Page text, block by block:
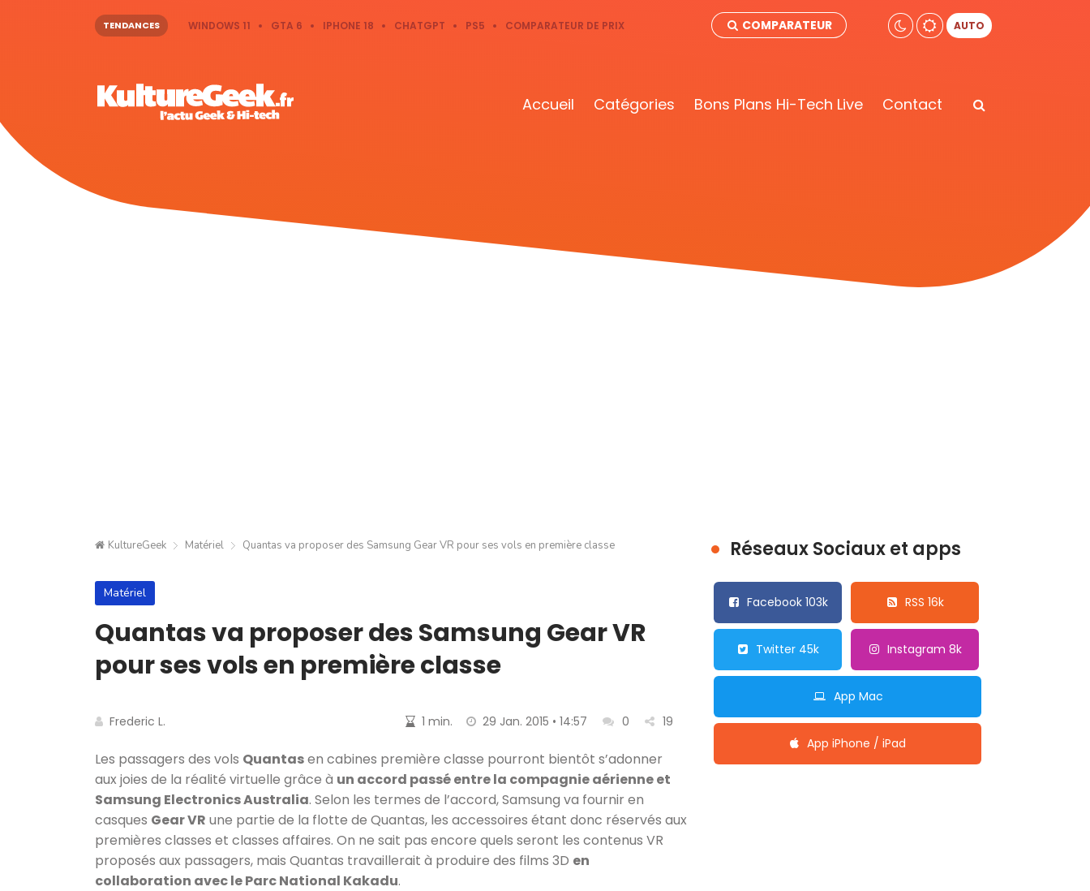
TENDANCES WINDOWS 11 GTA 6 IPHONE 18 CHATGPT PS5 COMPARATEUR DE PRIX COMPARATEUR AUTO
Accueil Catégories Bons Plans Hi-Tech Live Contact
KultureGeek Matériel Quantas va proposer des Samsung Gear VR pour ses vols en première classe
Matériel
Quantas va proposer des Samsung Gear VR
pour ses vols en première classe
Frederic L. 1 min. 29 Jan. 2015 • 14:57 0 19
Les passagers des vols Quantasen cabines première classe pourront bientôt s’adonner
aux joies de la réalité virtuelle grâce à un accord passé entre la compagnie aérienne et
Samsung Electronics Australia. Selon les termes de l’accord, Samsung va fournir en
casques Gear VR une partie de la flotte de Quantas, les accessoires étant donc réservés aux
premières classes et classes affaires. On ne sait pas encore quels seront les contenus VR
proposés aux passagers, mais Quantas travaillerait à produire des films 3D en
collaboration avec le Parc National Kakadu.
Réseaux Sociaux et apps
Facebook 103k RSS 16k
Twitter 45k Instagram 8k
App Mac
App iPhone / iPad